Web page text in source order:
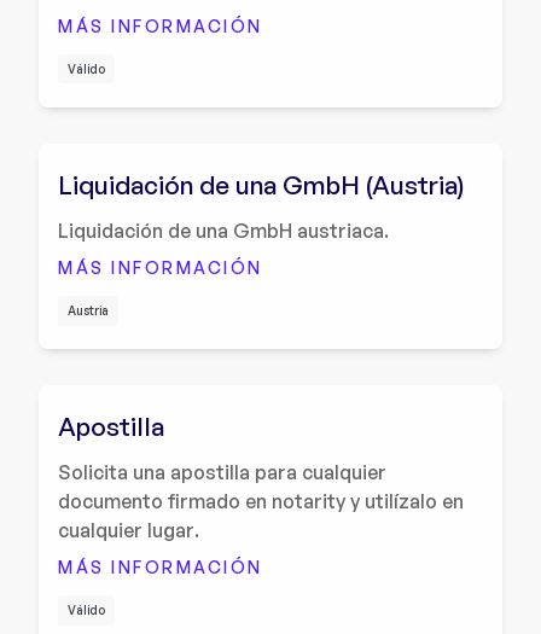
Válido
MÁS INFORMACIÓN
Austria
Liquidación de una GmbH (Austria)
Liquidación de una GmbH austriaca.
MÁS INFORMACIÓN
Válido
Apostilla
Solicita una apostilla para cualquier
documento firmado en notarity y utilízalo en
cualquier lugar.
MÁS INFORMACIÓN